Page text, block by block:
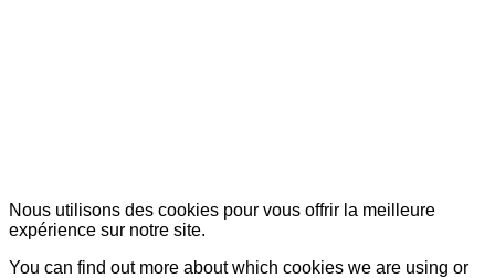
Nous utilisons des cookies pour vous offrir la meilleure
expérience sur notre site.
You can find out more about which cookies we are using or